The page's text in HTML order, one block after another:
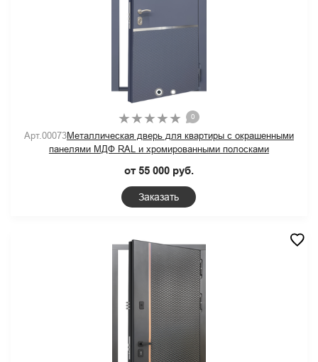
0
Арт.00073Металлическая дверь для квартиры с окрашенными
панелями МДФ RAL и хромированными полосками
от 55 000 руб.
Заказать